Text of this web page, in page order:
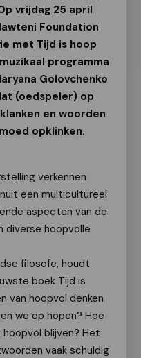
vrijdag 25 april
Foundation
met Tijd is hoop
programma
Golovchenko
(oedspeler) op
en woorden
opklinken.
verkennen
een multicultureel
aspecten van de
diverse hoopvolle
filosofe, houdt
boek Tijd is
van hoopvol denken
we op hopen? Hoe
blijven? Het
vaak schuldig